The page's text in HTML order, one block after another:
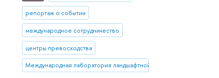
репортаж о событии
международное сотрудничество
центры превосходства
Международная лаборатория ландшафтной экологии